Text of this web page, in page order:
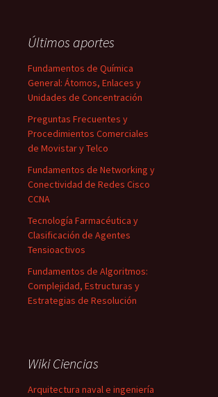
Últimos aportes
Fundamentos de Química
General: Átomos, Enlaces y
Unidades de Concentración
Preguntas Frecuentes y
Procedimientos Comerciales
de Movistar y Telco
Fundamentos de Networking y
Conectividad de Redes Cisco
CCNA
Tecnología Farmacéutica y
Clasificación de Agentes
Tensioactivos
Fundamentos de Algoritmos:
Complejidad, Estructuras y
Estrategias de Resolución
Wiki Ciencias
Arquitectura naval e ingeniería